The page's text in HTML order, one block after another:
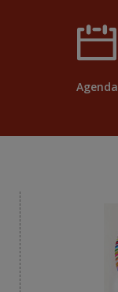
Agenda